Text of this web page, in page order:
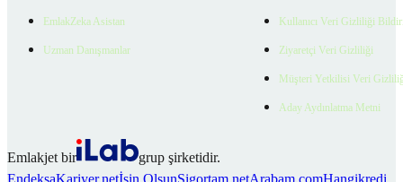
EmlakZeka Asistan
Uzman Danışmanlar
Kullanıcı Veri Gizliliği
Ziyaretçi Veri Gizliliği
Müşteri Yetkilisi Veri
Aday Aydınlatma Metni
Emlakjet bir
grup şirketidir.
EndeksaKariyer.netİşin OlsunSigortam.netArabam.comHangikredi